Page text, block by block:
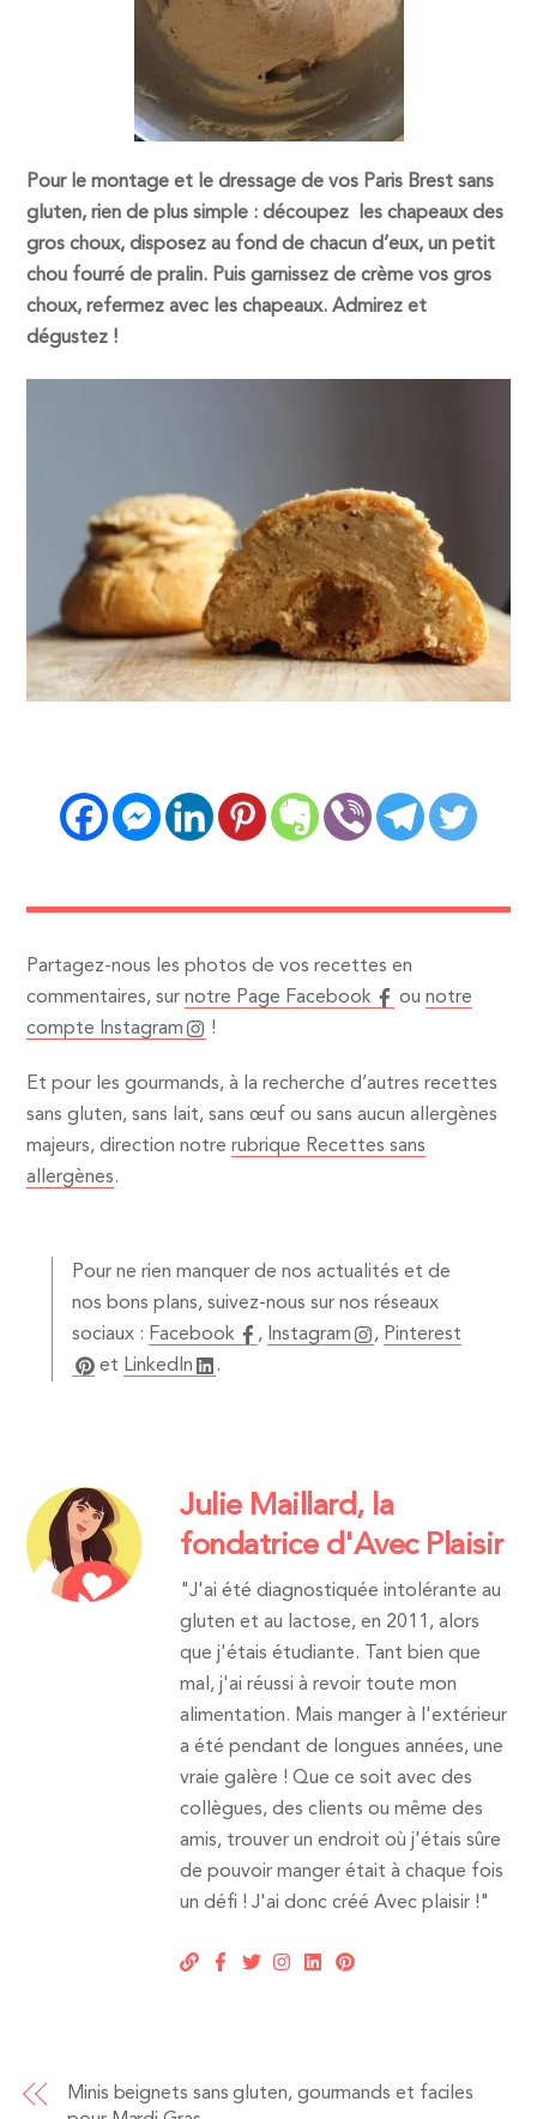
Pour le montage et le dressage de vos Paris Brest sans
gluten, rien de plus simple : découpez les chapeaux des
gros choux, disposez au fond de chacun d’eux, un petit
chou fourré de pralin. Puis garnissez de crème vos gros
choux, refermez avec les chapeaux. Admirez et
dégustez !
Partagez-nous les photos de vos recettes en
commentaires, surnotre Page Facebook ounotre
compte Instagram
!
Et pour les gourmands, à la recherche d’autres recettes
sans gluten, sans lait, sans œuf ou sans aucun allergènes
majeurs, direction notrerubrique Recettes sans
allergènes.
Pour ne rien manquer de nos actualités et de
nos bons plans, suivez-nous sur nos réseaux
sociaux : Facebook , Instagram , Pinterest
et LinkedIn .
Julie Maillard, la
fondatrice d'Avec Plaisir
"J'ai été diagnostiquée intolérante au
gluten et au lactose, en 2011, alors
que j'étais étudiante. Tant bien que
mal, j'ai réussi à revoir toute mon
alimentation. Mais manger à l'extérieur
a été pendant de longues années, une
vraie galère ! Que ce soit avec des
collègues, des clients ou même des
amis, trouver un endroit où j'étais sûre
de pouvoir manger était à chaque fois
un défi ! J'ai donc créé Avec plaisir !"
Minis beignets sans gluten, gourmands et faciles